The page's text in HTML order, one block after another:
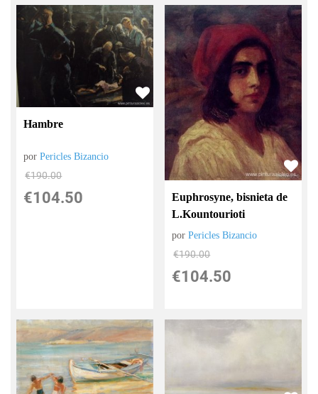
Hambre
porPericles Bizancio
€190.00
€104.50
Euphrosyne, bisnieta de
L.Kountourioti
porPericles Bizancio
€190.00
€104.50